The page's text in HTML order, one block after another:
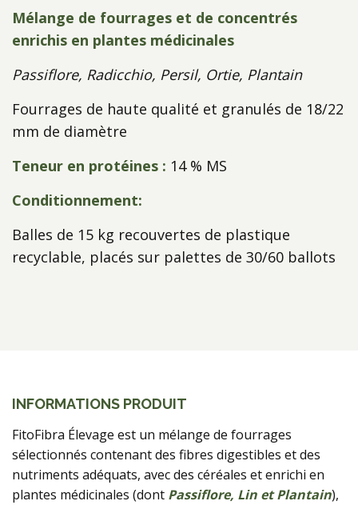
Mélange de fourrages et de concentrés
enrichis en plantes médicinales
Passiflore, Radicchio, Persil, Ortie, Plantain
Fourrages de haute qualité et granulés de 18/22
mm de diamètre
Teneur en protéines : 14 % MS
Conditionnement:
Balles de 15 kg recouvertes de plastique
recyclable, placés sur palettes de 30/60 ballots
INFORMATIONS PRODUIT
FitoFibra Élevage est un mélange de fourrages
sélectionnés contenant des fibres digestibles et des
nutriments adéquats, avec des céréales et enrichi en
plantes médicinales (dont Passiflore, Lin et Plantain),